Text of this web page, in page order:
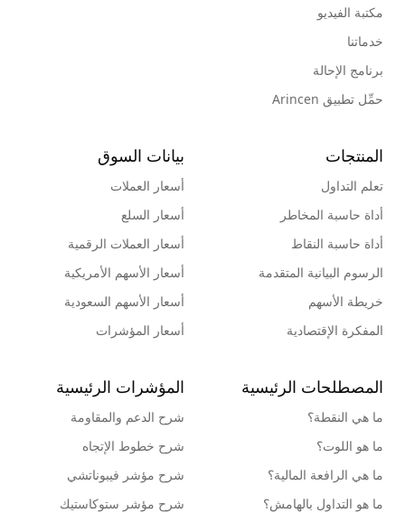
مكتبة الفيديو
خدماتنا
برنامج الإحالة
حمِّل تطبيق Arincen
المنتجات
تعلم التداول
أداة حاسبة المخاطر
أداة حاسبة النقاط
الرسوم البيانية المتقدمة
خريطة الأسهم
المفكرة الإقتصادية
بيانات السوق
أسعار العملات
أسعار السلع
أسعار العملات الرقمية
أسعار الأسهم الأمريكية
أسعار الأسهم السعودية
أسعار المؤشرات
المصطلحات الرئيسية
ما هي النقطة؟
ما هو اللوت؟
ما هي الرافعة المالية؟
ما هو التداول بالهامش؟
المؤشرات الرئيسية
شرح الدعم والمقاومة
شرح خطوط الإتجاه
شرح مؤشر فيبوناتشي
شرح مؤشر ستوكاستيك